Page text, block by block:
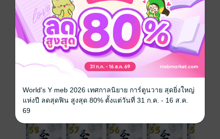
ซากเทวะ
ประเภทไฟล์ pdf, epub(สารบัญ)
วันที่วางขาย 04 สิงหาคม 2565
610 หน้า (≈ 90,750 คำ)
229 บาท (ประหยัด 25%)
เล่มอื่นๆ ในซีรีส์
World's Y meb 2026 เทศกาลนิยาย การ์ตูนวาย สุดยิ่งใหญ่
แห่งปี ลดสุดฟิน สูงสุด 80% ตั้งแต่วันที่ 31 ก.ค. - 16 ส.ค.
69